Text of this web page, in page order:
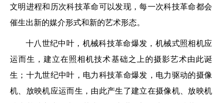
文明进程和历次科技革命可以发现，每一次科技革命都会
催生出新的媒介形式和新的艺术形态。
十八世纪中叶，机械科技革命爆发，机械式照相机应
运而生，建立在照相机技术基础之上的摄影艺术由此诞
生；十九世纪中叶，电力科技革命爆发，电力驱动的摄像
机、放映机应运而生，由此产生了建立在摄像机、放映机